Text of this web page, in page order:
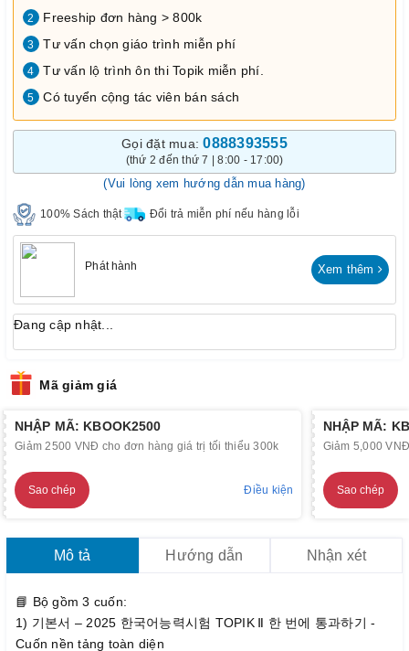
2 Freeship đơn hàng > 800k
3 Tư vấn chọn giáo trình miễn phí
4 Tư vấn lộ trình ôn thi Topik miễn phí.
5 Có tuyển cộng tác viên bán sách
Gọi đặt mua:0888393555
(thứ 2 đến thứ 7 | 8:00 - 17:00)
(Vui lòng xem hướng dẫn mua hàng)
100% Sách thật Đổi trả miễn phí nếu hàng lỗi
Phát hành Xem thêm
Đang cập nhật...
Mã giảm giá
NHẬP MÃ: KBOOK2500
Giảm 2500 VNĐ cho đơn hàng giá trị tối thiểu 300k
Sao chép Điều kiện
NHẬP MÃ:
Giảm 5,000
Sao chép
Mô tả Hướng dẫn Nhận xét
📘 Bộ gồm 3 cuốn:
1) 기본서 – 2025 한국어능력시험 TOPIK Ⅱ 한 번에 통과하기 -
Cuốn nền tảng toàn diện